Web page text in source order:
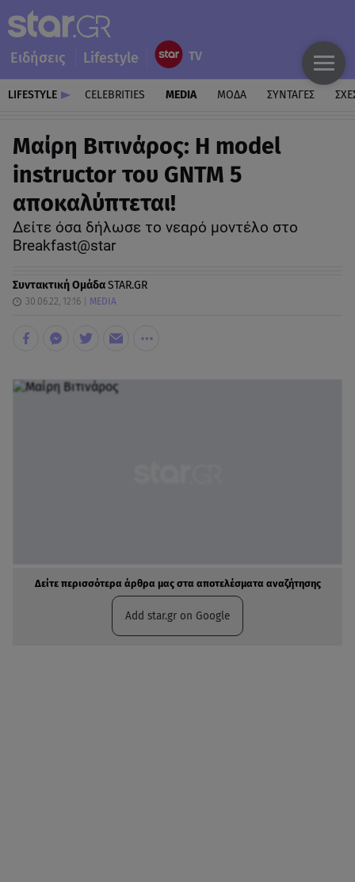
Ειδήσεις Lifestyle
LIFESTYLE CELEBRITIES MEDIA ΜΟΔΑ ΣΥΝΤΑΓΕΣ
Μαίρη Βιτινάρος: Η model
instructor του GNTM 5
αποκαλύπτεται!
Δείτε όσα δήλωσε το νεαρό μοντέλο στο
Breakfast@star
Συντακτική ΟμάδαSTAR.GR
30.06.22, 12:16 MEDIA
Δείτε περισσότερα άρθρα μας στα αποτελέσματα αναζήτησης
Add star.gr on Google